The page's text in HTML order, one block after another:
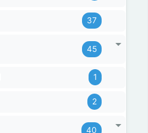
37
45
1
2
40